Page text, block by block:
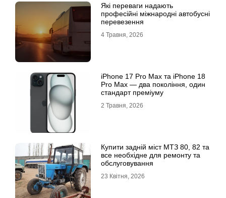
Які переваги надають
професійні міжнародні автобусні
перевезення
4 Травня, 2026
iРhone 17 Рro Мax та iРhone 18
Рro Мax — два покоління, один
стандарт преміуму
2 Травня, 2026
Купити задній міст МТЗ 80, 82 та
все необхідне для ремонту та
обслуговування
23 Квітня, 2026